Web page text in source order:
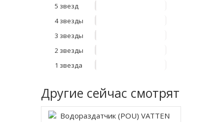
5 звезд
4 звезды
3 звезды
2 звезды
1 звезда
Другие сейчас смотрят